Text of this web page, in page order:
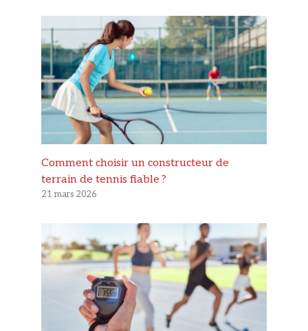
Comment choisir un constructeur de
terrain de tennis fiable ?
21 mars 2026